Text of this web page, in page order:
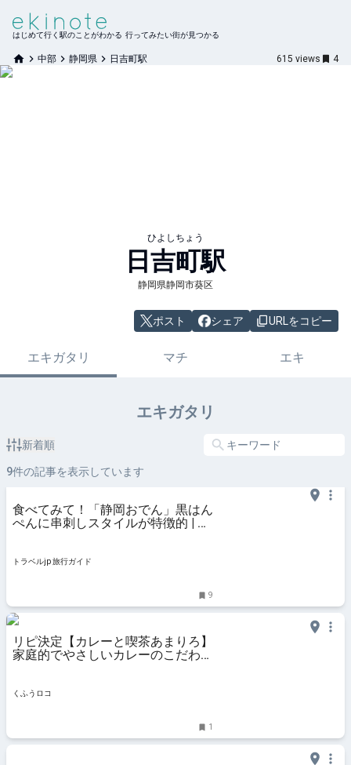
はじめて行く駅のことがわかる 行ってみたい街が見つかる
中部 静岡県 日吉町駅 615 views 4
ひよしちょう
日吉町駅
静岡県静岡市葵区
ポスト シェア URLをコピー
エキガタリ マチ エキ
エキガタリ
新着順
9件の記事を表示しています
食べてみて！「静岡おでん」黒はん
ぺんに串刺しスタイルが特徴的 | 静
トラベルjp 旅行ガイド
9
リピ決定【カレーと喫茶あまりろ】
家庭的でやさしいカレーのこだわり
くふうロコ
1